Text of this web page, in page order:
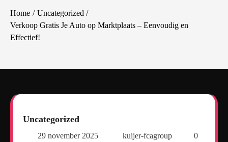
Home
Uncategorized
Verkoop Gratis Je Auto op Marktplaats – Eenvoudig en
Effectief!
Uncategorized
29 november 2025 kuijer-fcagroup
0